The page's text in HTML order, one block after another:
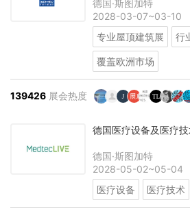
德国·斯图加特
2028-03-07~03-10
专业屋顶建筑展
行
覆盖欧洲市场
139426 展会热度
德国医疗设备及医疗
德国·斯图加特
2028-05-02~05-04
医疗设备
医疗技术